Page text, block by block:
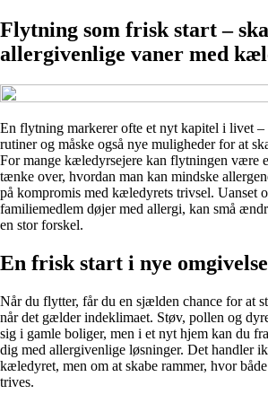
Flytning som frisk start –
allergivenlige vaner med
En flytning markerer ofte et nyt kapitel i livet –
rutiner og måske også nye muligheder for at
For mange kæledyrsejere kan flytningen være
tænke over, hvordan man kan mindske
på kompromis med kæledyrets trivsel. Uanset
familiemedlem døjer med allergi, kan små
en stor forskel.
En frisk start i nye
Når du flytter, får du en sjælden chance for at
når det gælder indeklimaet. Støv, pollen og
sig i gamle boliger, men i et nyt hjem kan du
dig med allergivenlige løsninger. Det handler
kæledyret, men om at skabe rammer, hvor
trives.